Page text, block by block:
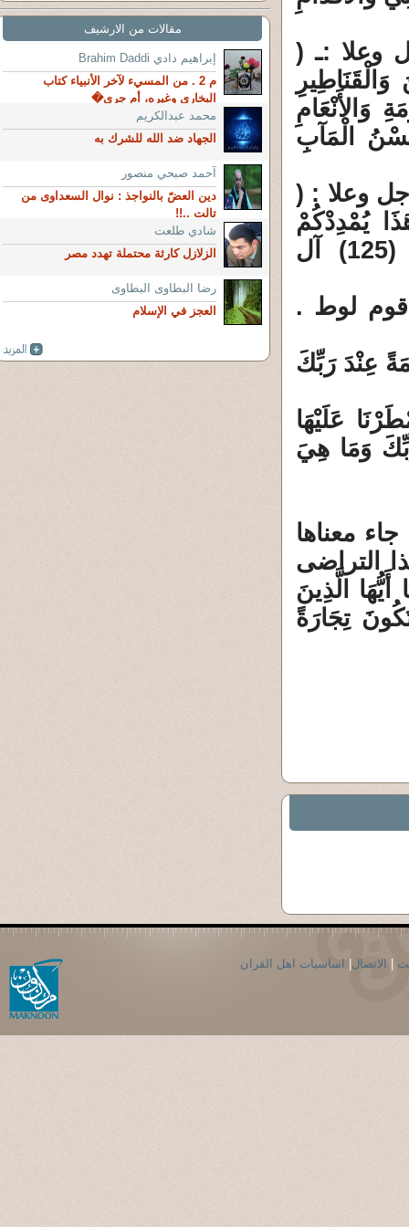
وعلا :ـ (
وَالأَنْعَامِ
حُسْنُ الْمَآبِ
وعلا : (
يُمْدِدْكُمْ
رَبُّكُمْ بِخَمْسَةِ آلافٍ مِنْ الْمَلائِكَةِ مُسَوِّمِينَ (125) آل
لوط .
مِنْ طِينٍ (33) مُسَوَّمَةً عِنْدَ رَبِّكَ
عَلَيْهَا
عِنْدَ رَبِّكَ وَمَا هِيَ
معناها
التراضى
الَّذِينَ
تِجَارَةً
مقالات من الارشيف
إبراهيم دادي Brahim Daddi
م 2 . من المسيء لآخر الأنبياء كتاب
البخاري وغيره، أم جري�
محمد عبدالكريم
الجهاد ضد الله للشرك به
آحمد صبحي منصور
دين العضّ بالنواجذ : نوال السعداوى من
تالت ..!!
شادي طلعت
الزلازل كارثة محتملة تهدد مصر
رضا البطاوى البطاوى
العجز في الإسلام
الاتصال اساسيات اهل القران